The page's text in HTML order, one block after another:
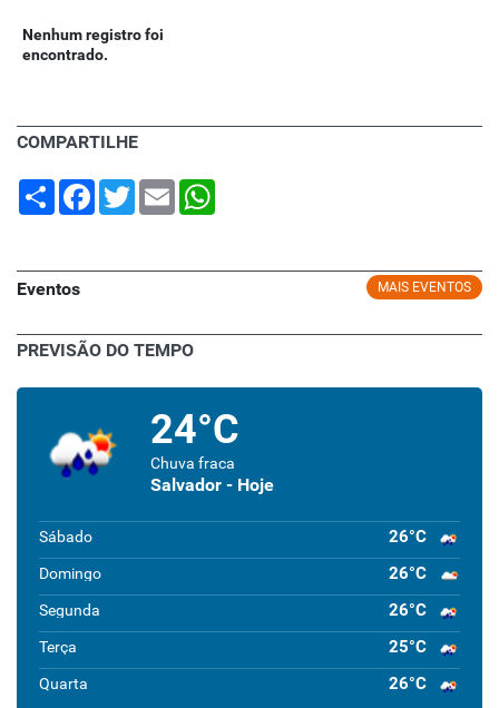
Nenhum registro foi
encontrado.
COMPARTILHE
Share Facebook
TwitterEmail
MAIS EVENTOS
Eventos
PREVISÃO DO TEMPO
24°C
Chuva fraca
Salvador - Hoje
Sábado 26°C
Domingo 26°C
Segunda 26°C
Terça 25°C
Quarta 26°C